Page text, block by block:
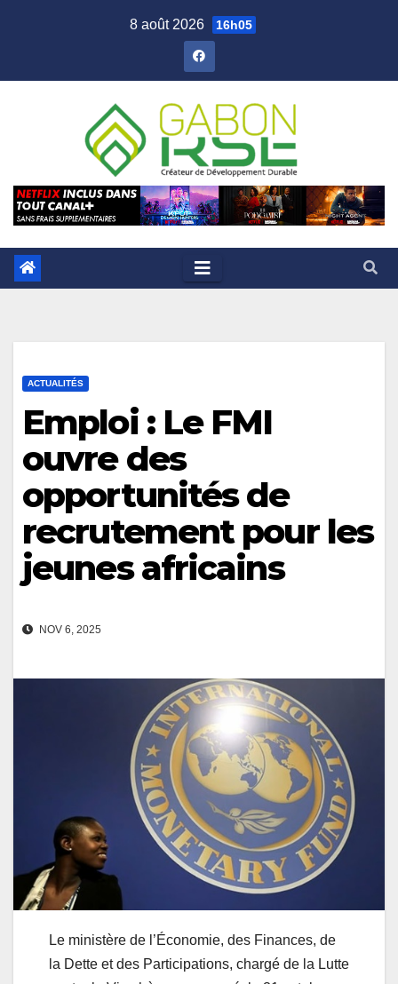
8 août 2026 16h05
ACTUALITÉS
Emploi : Le FMI
ouvre des
opportunités de
recrutement pour les
jeunes africains
NOV 6, 2025
Le ministère de l’Économie, des Finances, de
la Dette et des Participations, chargé de la Lutte